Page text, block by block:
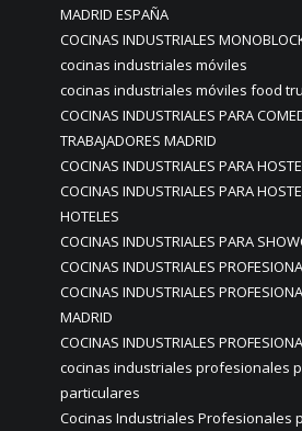
MADRID ESPAÑA
COCINAS INDUSTRIALES
cocinas industriales móviles
cocinas industriales móviles food
COCINAS INDUSTRIALES PARA
TRABAJADORES MADRID
COCINAS INDUSTRIALES PARA
COCINAS INDUSTRIALES PARA
HOTELES
COCINAS INDUSTRIALES PARA
COCINAS INDUSTRIALES
COCINAS INDUSTRIALES
MADRID
COCINAS INDUSTRIALES
cocinas industriales profesionales
particulares
Cocinas Industriales Profesionales